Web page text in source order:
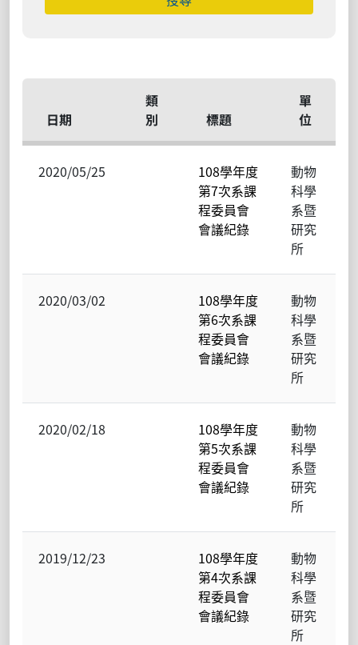
日期
類
別
標題
單
位
2020/05/25
108學年度
第7次系課
程委員會
會議紀錄
動物
科學
系暨
研究
所
2020/03/02
108學年度
第6次系課
程委員會
會議紀錄
動物
科學
系暨
研究
所
2020/02/18
108學年度
第5次系課
程委員會
會議紀錄
動物
科學
系暨
研究
所
2019/12/23
108學年度
第4次系課
程委員會
會議紀錄
動物
科學
系暨
研究
所